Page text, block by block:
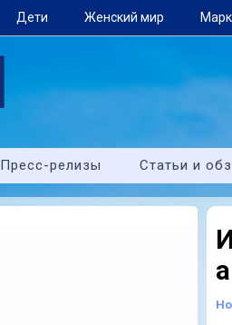
Дети Женский мир
Пресс-релизы Статьи и